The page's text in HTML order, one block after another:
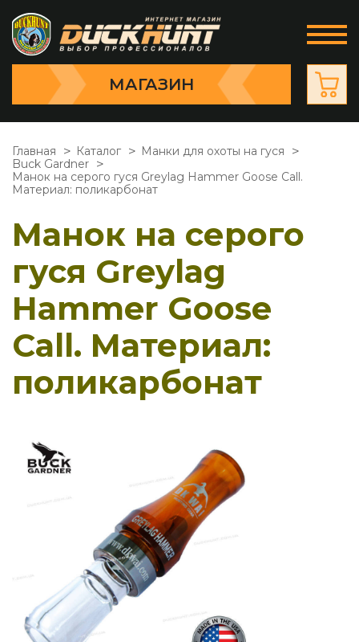
МАГАЗИН
Главная Каталог
Манки для охоты на гуся
Buck Gardner
Манок на серого гуся Greylag Hammer Goose Call.
Материал: поликарбонат
Манок на серого
гуся Greylag
Hammer Goose
Call. Материал:
поликарбонат